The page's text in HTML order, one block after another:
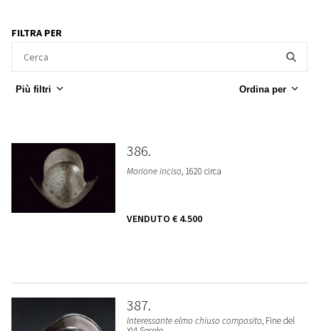
FILTRA PER
Più filtri Ordina per
386
Morione inciso, 1620 circa
VENDUTO € 4.500
387
Interessante elmo chiuso composito, Fine del